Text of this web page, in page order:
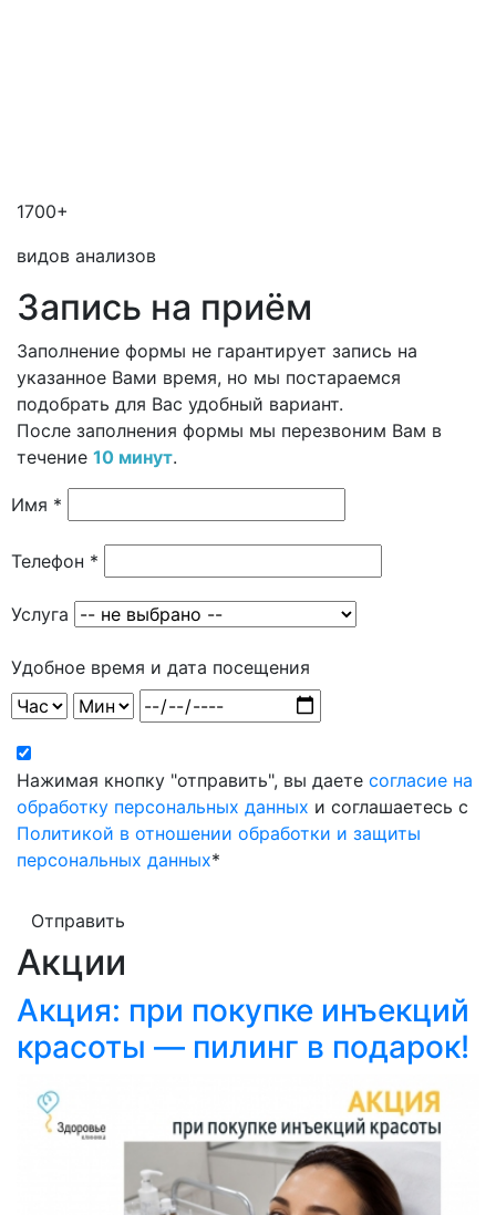
1700+
видов анализов
Запись на приём
Заполнение формы не гарантирует запись на
указанное Вами время, но мы постараемся
подобрать для Вас удобный вариант.
После заполнения формы мы перезвоним Вам в
течение 10 минут.
Имя *
Телефон *
Услуга
Удобное время и дата посещения
Нажимая кнопку "отправить", вы даете согласие на
обработку персональных данных и соглашаетесь с
Политикой в отношении обработки и защиты
персональных данных*
Отправить
Акции
Акция: при покупке инъекций
красоты — пилинг в подарок!